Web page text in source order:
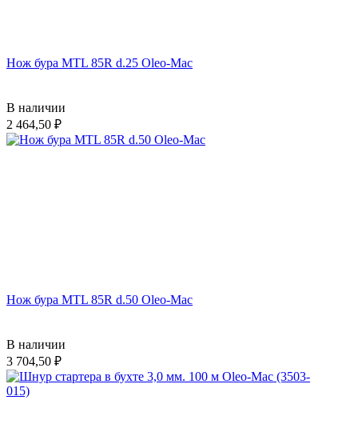
Нож бура MTL 85R d.25 Oleo-Mac
В наличии
2 464,50
Нож бура MTL 85R d.50 Oleo-Mac
В наличии
3 704,50